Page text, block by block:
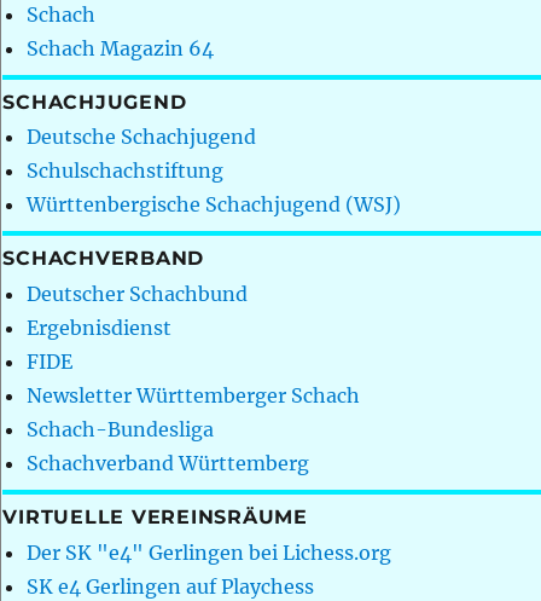
Schach
Schach Magazin 64
SCHACHJUGEND
Deutsche Schachjugend
Schulschachstiftung
Württenbergische Schachjugend (WSJ)
SCHACHVERBAND
Deutscher Schachbund
Ergebnisdienst
FIDE
Newsletter Württemberger Schach
Schach-Bundesliga
Schachverband Württemberg
VIRTUELLE VEREINSRÄUME
Der SK "e4" Gerlingen bei Lichess.org
SK e4 Gerlingen auf Playchess